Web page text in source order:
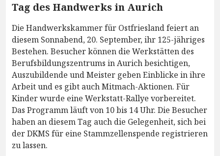
Tag des Handwerks in Aurich
Die Handwerkskammer für Ostfriesland feiert an
diesem Sonnabend, 20. September, ihr 125-jähriges
Bestehen. Besucher können die Werkstätten des
Berufsbildungszentrums in Aurich besichtigen,
Auszubildende und Meister geben Einblicke in ihre
Arbeit und es gibt auch Mitmach-Aktionen. Für
Kinder wurde eine Werkstatt-Rallye vorbereitet.
Das Programm läuft von 10 bis 14 Uhr. Die Besucher
haben an diesem Tag auch die Gelegenheit, sich bei
der DKMS für eine Stammzellenspende registrieren
zu lassen.